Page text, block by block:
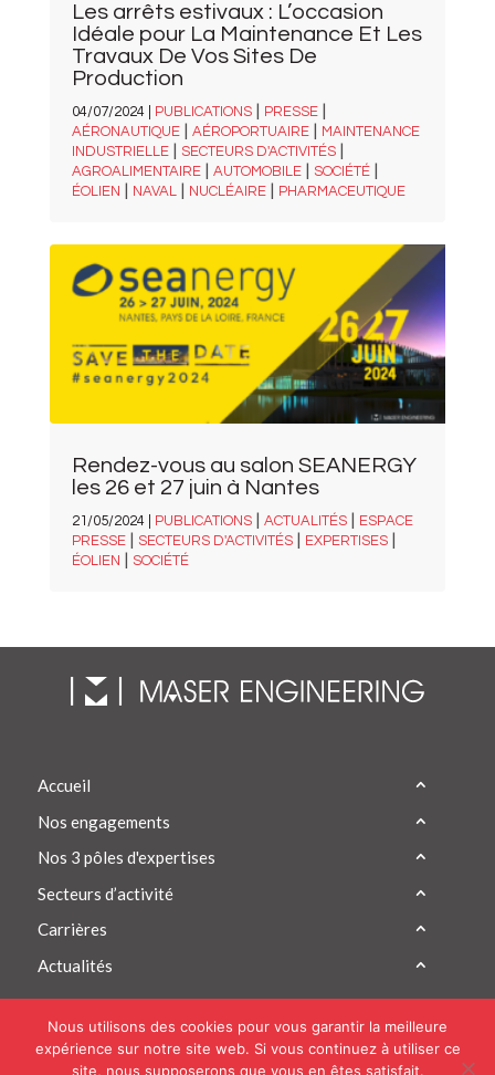
Les arrêts estivaux : L’occasion
Idéale pour La Maintenance Et Les
Travaux De Vos Sites De
Production
04/07/2024 | PUBLICATIONS| PRESSE|
AÉRONAUTIQUE| AÉROPORTUAIRE| MAINTENANCE
INDUSTRIELLE| SECTEURS D'ACTIVITÉS|
AGROALIMENTAIRE| AUTOMOBILE| SOCIÉTÉ|
ÉOLIEN | NAVAL | NUCLÉAIRE| PHARMACEUTIQUE
Rendez-vous au salon SEANERGY
les 26 et 27 juin à Nantes
21/05/2024 | PUBLICATIONS| ACTUALITÉS| ESPACE
PRESSE| SECTEURS D'ACTIVITÉS| EXPERTISES|
ÉOLIEN | SOCIÉTÉ
Accueil
Nos engagements
Nos 3 pôles d'expertises
Secteurs d’activité
Carrières
Actualités
Nous utilisons des cookies pour vous garantir la meilleure
expérience sur notre site web. Si vous continuez à utiliser ce
site, nous supposerons que vous en êtes satisfait.